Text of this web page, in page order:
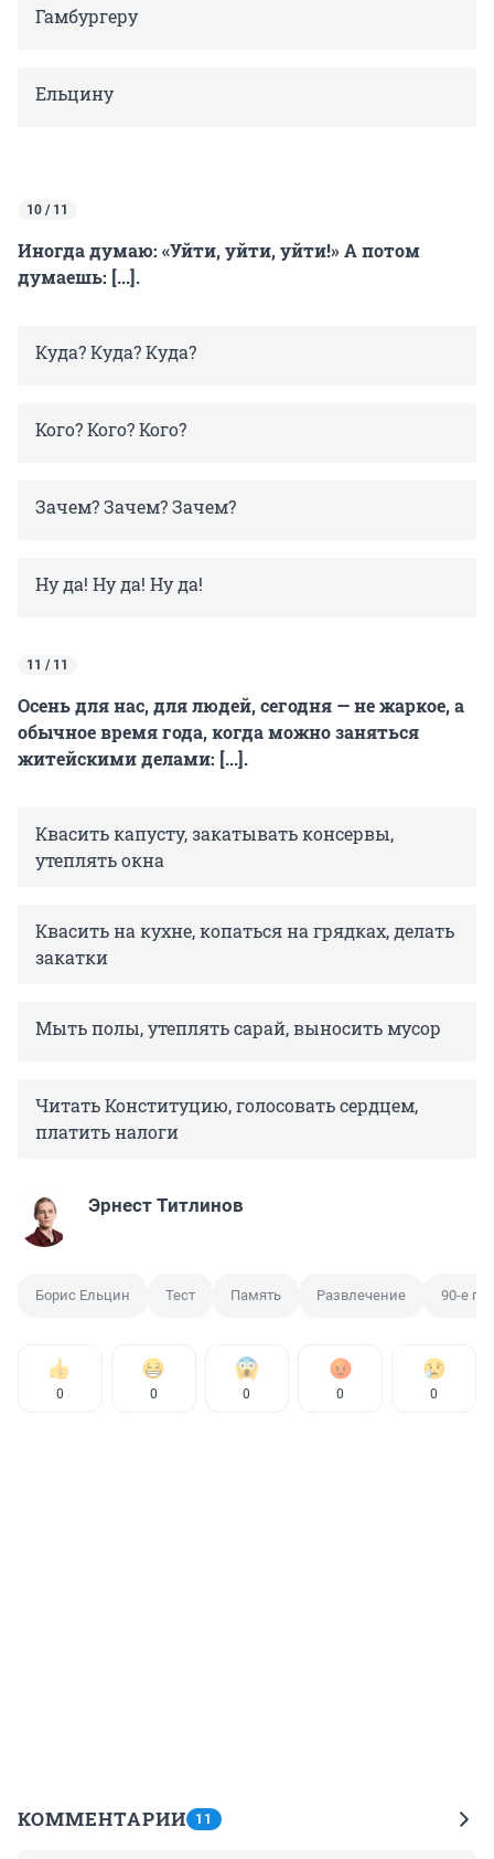
Гамбургеру
Ельцину
10 / 11
Иногда думаю: «Уйти, уйти, уйти!» А потом
думаешь: [...].
Куда? Куда? Куда?
Кого? Кого? Кого?
Зачем? Зачем? Зачем?
Ну да! Ну да! Ну да!
11 / 11
Осень для нас, для людей, сегодня — не жаркое, а
обычное время года, когда можно заняться
житейскими делами: [...].
Квасить капусту, закатывать консервы,
утеплять окна
Квасить на кухне, копаться на грядках, делать
закатки
Мыть полы, утеплять сарай, выносить мусор
Читать Конституцию, голосовать сердцем,
платить налоги
Эрнест Титлинов
Борис Ельцин Тест Память Развлечение 90-е
0 0 0 0 0
КОММЕНТАРИИ 11